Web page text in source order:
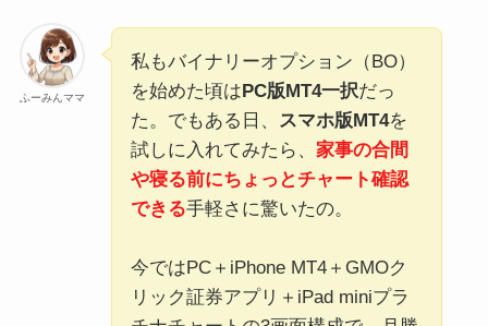
ふーみんママ
私もバイナリーオプション（BO）
を始めた頃はPC版MT4一択だっ
た。でもある日、 スマホ版MT4を
試しに入れてみたら、 家事の合間
や寝る前にちょっとチャート確認
できる手軽さに驚いたの。
今ではPC＋iPhone MT4＋GMOク
リック証券アプリ＋iPad miniプラ